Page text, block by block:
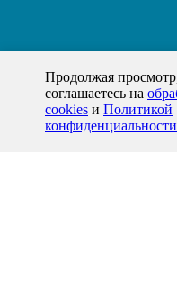
Продолжая
соглашаетесь на
cookies и Политикой
конфиденциальности